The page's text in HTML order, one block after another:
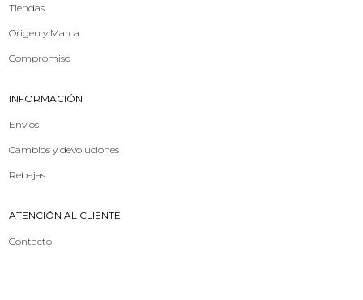
Tiendas
Origen y Marca
Compromiso
INFORMACIÓN
Envíos
Cambios y devoluciones
Rebajas
ATENCIÓN AL CLIENTE
Contacto